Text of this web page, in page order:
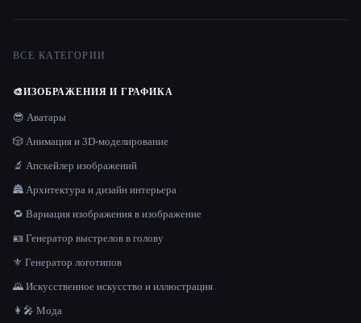
ВСЕ КАТЕГОРИИ
🎨ИЗОБРАЖЕНИЯ И ГРАФИКА
😎 Аватары
🎲 Анимация и 3D-моделирование
🔬 Апскейлер изображений
🏯 Архитектура и дизайн интерьера
🔁 Вариация изображения в изображение
🪪 Генератор выстрелов в голову
⚜️ Генератор логотипов
🌄 Искусственное искусство и иллюстрация
👩‍🎤 Мода